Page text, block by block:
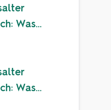
Was
Pension
Was
Pension